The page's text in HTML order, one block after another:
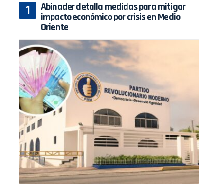
Abinader detalla medidas para mitigar
impacto económico por crisis en Medio
Oriente